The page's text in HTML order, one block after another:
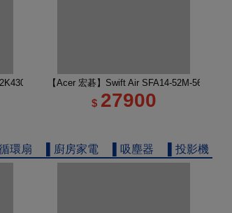
14吋 R5 AI筆電 玉石黑
【Acer 宏碁】Swift Air SFA14-52M-56KA
$ 27900
環扇 ▌廚房家電 ▌吸塵器 ▌投影機